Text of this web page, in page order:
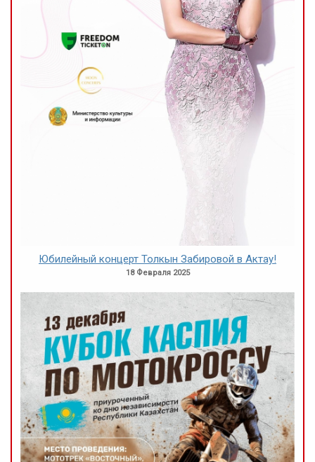
Юбилейный концерт Толкын Забировой в Актау!
18 Февраля 2025